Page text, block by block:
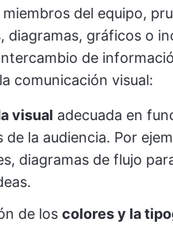
del equipo,
gráficos o
de
comunicación visual:
visual adecuada en
de la audiencia. Por
diagramas de flujo
de los colores y la